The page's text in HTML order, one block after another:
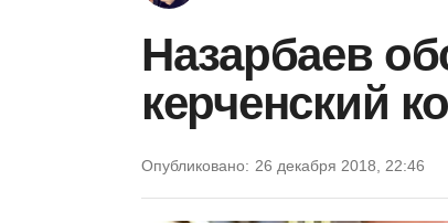
Назарбаев
керченский
Опубликовано: 26 декабря 2018, 22:46